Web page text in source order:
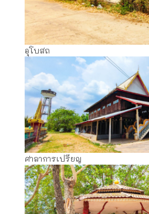
อุโบสถ
ศาลาการเปรียญ